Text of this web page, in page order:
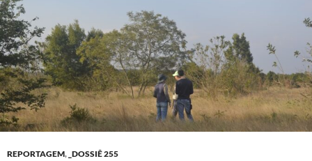
REPORTAGEM, _DOSSIÊ 255